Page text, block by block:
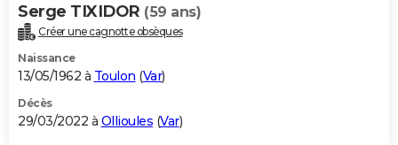
Serge TIXIDOR (59 ans)
Créer une cagnotte obsèques
Naissance
13/05/1962 à Toulon (Var)
Décès
29/03/2022 à Ollioules (Var)